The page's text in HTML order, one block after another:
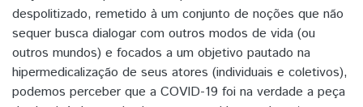
despolitizado, remetido à um conjunto de noções que não
sequer busca dialogar com outros modos de vida (ou
outros mundos) e focados a um objetivo pautado na
hipermedicalização de seus atores (individuais e coletivos),
podemos perceber que a COVID-19 foi na verdade a peça